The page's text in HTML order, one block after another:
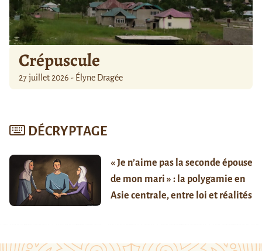
Crépuscule
27 juillet 2026 - Élyne Dragée
DÉCRYPTAGE
« Je n’aime pas la seconde épouse
de mon mari » : la polygamie en
Asie centrale, entre loi et réalités